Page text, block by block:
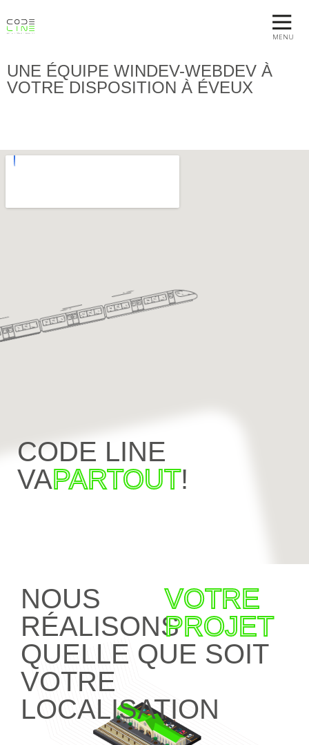
MENU
UNE ÉQUIPE WINDEV-WEBDEV À
VOTRE DISPOSITION À ÉVEUX
CODE LINE
VAPARTOUT!
NOUS
RÉALISONS
VOTRE
PROJET
QUELLE QUE SOIT
VOTRE
LOCALISATION